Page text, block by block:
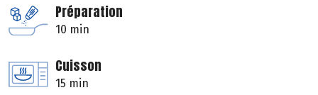
Préparation
10 min
Cuisson
15 min